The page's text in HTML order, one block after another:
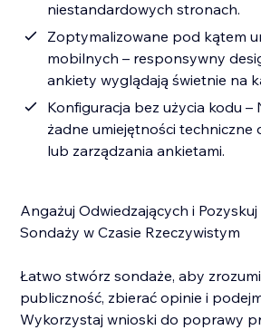
niestandardowych stronach.
Zoptymalizowane pod kątem
mobilnych – responsywny
ankiety wyglądają świetnie na
Konfiguracja bez użycia kodu –
żadne umiejętności techniczne
lub zarządzania ankietami.
Angażuj Odwiedzających i
Sondaży w Czasie Rzeczywistym
Łatwo stwórz sondaże, aby
publiczność, zbierać opinie i
Wykorzystaj wnioski do poprawy